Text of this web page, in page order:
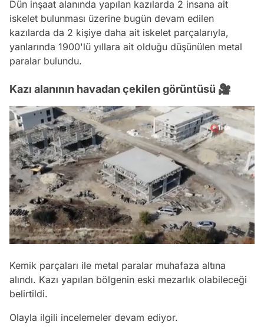
Dün inşaat alanında yapılan kazılarda 2 insana ait
iskelet bulunması üzerine bugün devam edilen
kazılarda da 2 kişiye daha ait iskelet parçalarıyla,
yanlarında 1900'lü yıllara ait olduğu düşünülen metal
paralar bulundu.
Kazı alanının havadan çekilen görüntüsü 🎥
/
Kemik parçaları ile metal paralar muhafaza altına
alındı. Kazı yapılan bölgenin eski mezarlık olabileceği
belirtildi.
Olayla ilgili incelemeler devam ediyor.